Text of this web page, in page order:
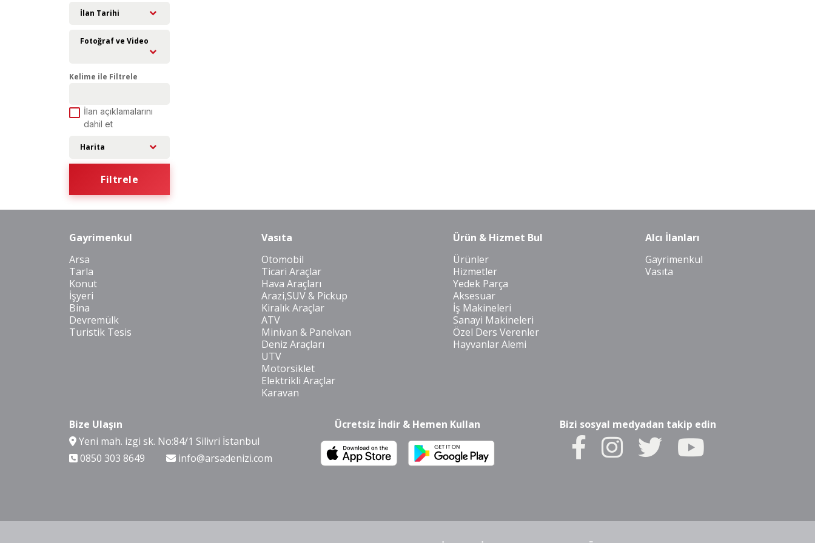
İlan Tarihi
Fotoğraf ve Video
Kelime ile Filtrele
İlan açıklamalarını
dahil et
Harita
Filtrele
Gayrimenkul
Arsa
Tarla
Konut
İşyeri
Bina
Devremülk
Turistik Tesis
Vasıta
Otomobil
Ticari Araçlar
Hava Araçları
Arazi,SUV & Pickup
Kiralık Araçlar
ATV
Minivan & Panelvan
Deniz Araçları
UTV
Motorsiklet
Elektrikli Araçlar
Karavan
Ürün & Hizmet Bul
Ürünler
Hizmetler
Yedek Parça
Aksesuar
İş Makineleri
Sanayi Makineleri
Özel Ders Verenler
Hayvanlar Alemi
Alcı İlanları
Gayrimenkul
Vasıta
Bize Ulaşın
Yeni mah. izgi sk. No:84/1 Silivri İstanbul
0850 303 8649
info@arsadenizi.com
Ücretsiz İndir & Hemen Kullan Bizi sosyal medyadan takip edin